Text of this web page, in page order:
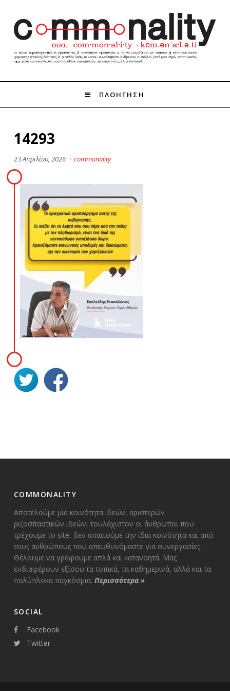
ΠΛΟΗΓΗΣΗ
14293
23 Απριλίου, 2026 · commonality
COMMONALITY
Αποτελούμε μια κοινότητα ιδεών, αριστερών
ριζοσπαστικών ιδεών, τουλάχιστον οι άνθρωποι που
τρέχουμε το site, δεν απαιτούμε την ίδια κοινότητα και από
τους ανθρώπους που απευθυνόμαστε για συνεργασίες.
Θέλουμε να γράφουμε απλά και κατανοητά. Μας
ενδιαφέρουν εξίσου τα τοπικά, τα καθημερινά, αλλά και τα
πολύπλοκα παγκόσμια. Περισσότερα»
SOCIAL
Facebook
Twitter